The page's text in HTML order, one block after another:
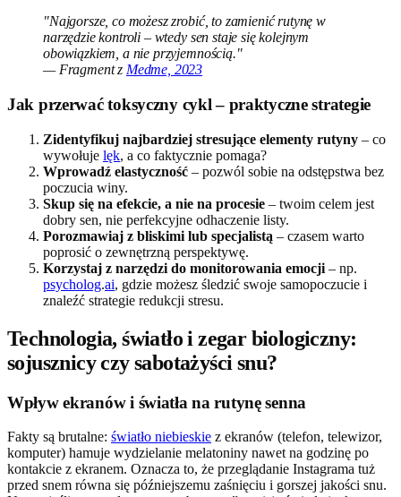
"Najgorsze, co możesz zrobić, to zamienić rutynę w
narzędzie kontroli – wtedy sen staje się kolejnym
obowiązkiem, a nie przyjemnością."
— Fragment z Medme, 2023
Jak przerwać toksyczny cykl – praktyczne strategie
Zidentyfikuj najbardziej stresujące elementy rutyny – co
wywołuje lęk, a co faktycznie pomaga?
Wprowadź elastyczność – pozwól sobie na odstępstwa bez
poczucia winy.
Skup się na efekcie, a nie na procesie – twoim celem jest
dobry sen, nie perfekcyjne odhaczenie listy.
Porozmawiaj z bliskimi lub specjalistą – czasem warto
poprosić o zewnętrzną perspektywę.
Korzystaj z narzędzi do monitorowania emocji – np.
psycholog.ai, gdzie możesz śledzić swoje samopoczucie i
znaleźć strategie redukcji stresu.
Technologia, światło i zegar biologiczny:
sojusznicy czy sabotażyści snu?
Wpływ ekranów i światła na rutynę senna
Fakty są brutalne: światło niebieskie z ekranów (telefon, telewizor,
komputer) hamuje wydzielanie melatoniny nawet na godzinę po
kontakcie z ekranem. Oznacza to, że przeglądanie Instagrama tuż
przed snem równa się późniejszemu zaśnięciu i gorszej jakości snu.